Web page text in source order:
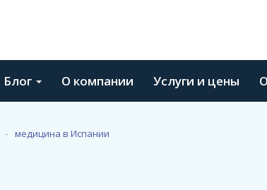
Блог О компании Услуги и цены
медицина в Испании